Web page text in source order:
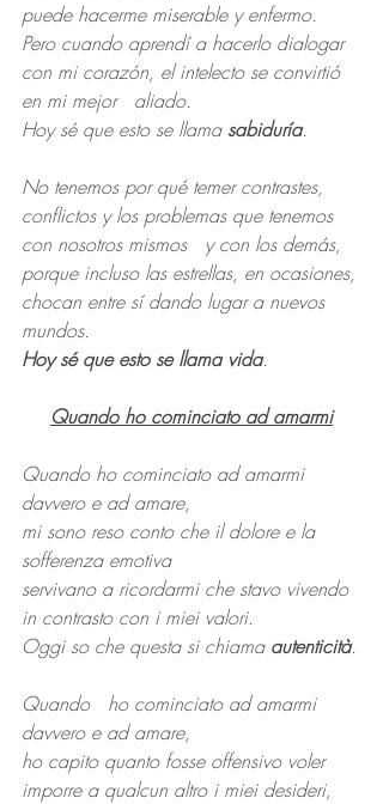
puede hacerme miserable y enfermo.
Pero cuando aprendí a hacerlo dialogar
con mi corazón, el intelecto se convirtió
en mi mejor   aliado.
Hoy sé que esto se llama sabiduría.
No tenemos por qué temer contrastes,
conflictos y los problemas que tenemos
con nosotros mismos   y con los demás,
porque incluso las estrellas, en ocasiones,
chocan entre sí dando lugar a nuevos
mundos.
Hoy sé que esto se llama vida.
Quando ho cominciato ad amarmi
Quando ho cominciato ad amarmi
davvero e ad amare,
mi sono reso conto che il dolore e la
sofferenza emotiva
servivano a ricordarmi che stavo vivendo
in contrasto con i miei valori.
Oggi so che questa si chiama autenticità.
Quando   ho cominciato ad amarmi
davvero e ad amare,
ho capito quanto fosse offensivo voler
imporre a qualcun altro i miei desideri,